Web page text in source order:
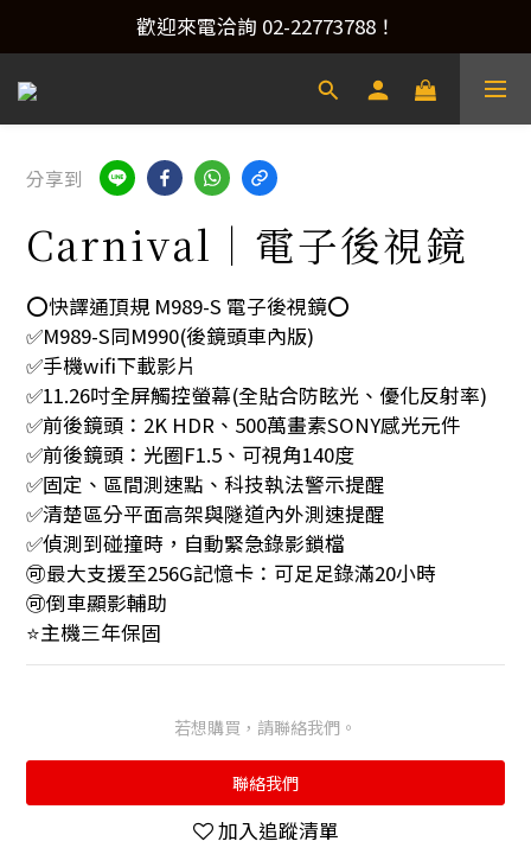
產品洽詢&預約安裝，請加Line：@xacaraudio
歡迎來電洽詢 02-22773788！
產品洽詢&預約安裝，請加Line：@xacaraudio
分享到
Carnival｜電子後視鏡
⭕️快譯通頂規 M989-S 電子後視鏡⭕️
✅M989-S同M990(後鏡頭車內版)
✅手機wifi下載影片
✅11.26吋全屏觸控螢幕(全貼合防眩光、優化反射率)
✅前後鏡頭：2K HDR、500萬畫素SONY感光元件
✅前後鏡頭：光圈F1.5、可視角140度
✅固定、區間測速點、科技執法警示提醒
✅清楚區分平面高架與隧道內外測速提醒
✅偵測到碰撞時，自動緊急錄影鎖檔
🉑最大支援至256G記憶卡：可足足錄滿20小時
🉑倒車顯影輔助
⭐️主機三年保固
若想購買，請聯絡我們。
聯絡我們
加入追蹤清單